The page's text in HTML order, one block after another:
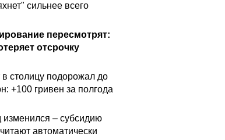
сильнее всего
пересмотрят:
отсрочку
в столицу подорожал до
+100 гривен за полгода
изменился – субсидию
автоматически